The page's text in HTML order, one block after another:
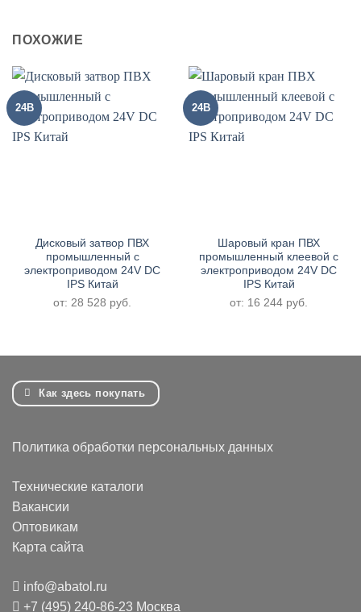
ПОХОЖИЕ
24В
Дисковый затвор ПВХ
промышленный с
электроприводом 24V DC
IPS Китай
от: 28 528 руб.
24В
Шаровый кран ПВХ
промышленный клеевой с
электроприводом 24V DC
IPS Китай
от: 16 244 руб.
Как здесь покупать
Политика обработки персональных данных
Технические каталоги
Вакансии
Оптовикам
Карта сайта
info@abatol.ru
+7 (495) 240-86-23 Москва